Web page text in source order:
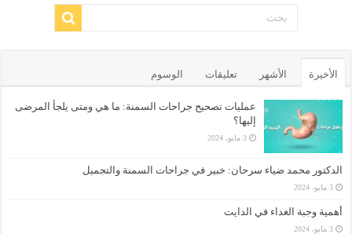
الأخيرة الأشهر تعليقات الوسوم
عمليات تصحيح جراحات السمنة: ما هي ومتى يلجأ المرضى
إليها؟
3 مايو، 2024
الدكتور محمد ضياء سرحان: خبير في جراحات السمنة والتجميل
3 مايو، 2024
أهمية وجبة الغداء في الدايت
3 مايو، 2024